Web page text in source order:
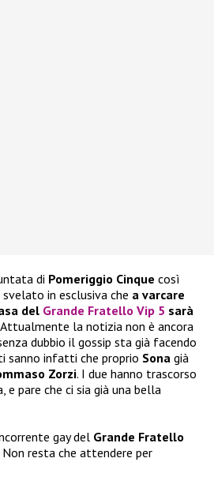
di Pomeriggio Cinque così
svelato in esclusiva che a varcare
del Grande Fratello Vip 5 sarà
la notizia non è ancora
dubbio il gossip sta già facendo
sanno infatti che proprio Sona già
Zorzi. I due hanno trascorso
e pare che ci sia già una bella
gay del Grande Fratello
Non resta che attendere per